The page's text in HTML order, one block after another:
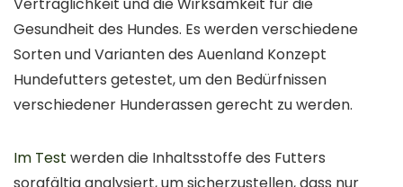
Verträglichkeit und die Wirksamkeit für die
Gesundheit des Hundes. Es werden verschiedene
Sorten und Varianten des Auenland Konzept
Hundefutters getestet, um den Bedürfnissen
verschiedener Hunderassen gerecht zu werden.
Im Test werden die Inhaltsstoffe des Futters